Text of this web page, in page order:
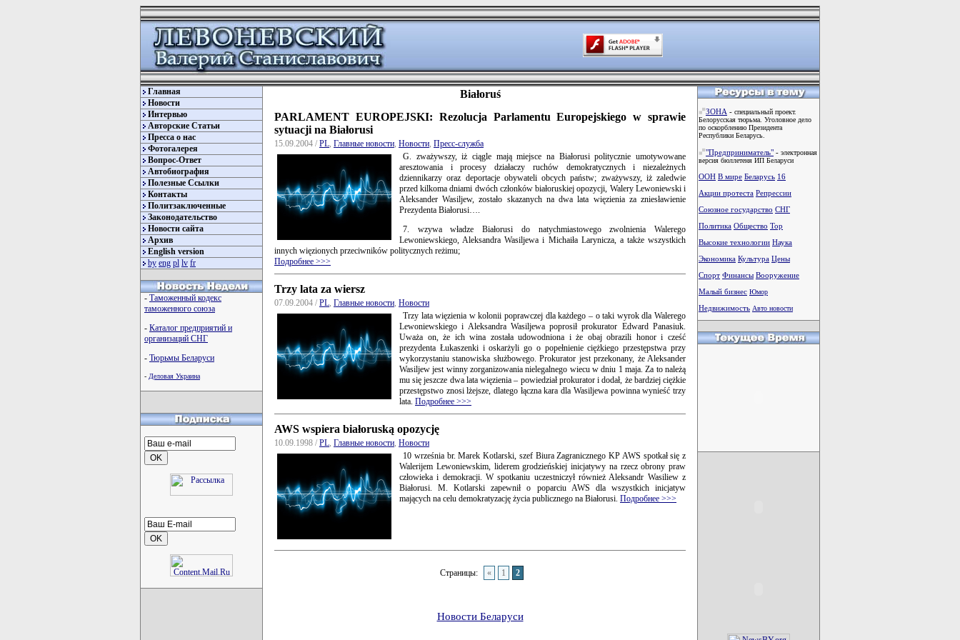
Главная
Новости
Интервью
Авторские Статьи
Пресса о нас
Фотогалерея
Вопрос-Ответ
Автобиография
Полезные Ссылки
Контакты
Политзаключенные
Законодательство
Новости сайта
Архив
English version
by eng pl lv fr
- Таможенный кодекс
таможенного союза
- Каталог предприятий и
организаций СНГ
- Тюрьмы Беларуси
- Деловая Украина
Białoruś
PARLAMENT EUROPEJSKI: Rezolucja Parlamentu Europejskiego w sprawie
sytuacji na Białorusi
15.09.2004 / PL Главные новости Новости Пресс-служба
G. zważywszy, iż ciągle mają miejsce na Białorusi politycznie umotywowane
aresztowania i procesy działaczy ruchów demokratycznych i niezależnych
dziennikarzy oraz deportacje obywateli obcych państw; zważywszy, iż zaledwie
przed kilkoma dniami dwóch członków białoruskiej opozycji, Walery Lewoniewski i
Aleksander Wasiljew, zostało skazanych na dwa lata więzienia za zniesławienie
Prezydenta Białorusi….
7. wzywa władze Białorusi do natychmiastowego zwolnienia Walerego
Lewoniewskiego, Aleksandra Wasiljewa i Michaiła Larynicza, a także wszystkich
innych więzionych przeciwników politycznych reżimu;
Подробнее >>>
Trzy lata za wiersz
07.09.2004 / PL Главные новости Новости
Trzy lata więzienia w kolonii poprawczej dla każdego – o taki wyrok dla Walerego
Lewoniewskiego i Aleksandra Wasiljewa poprosił prokurator Edward Panasiuk.
Uważa on, że ich wina została udowodniona i że obaj obrazili honor i cześć
prezydenta Łukaszenki i oskarżyli go o popełnienie ciężkiego przestępstwa przy
wykorzystaniu stanowiska służbowego. Prokurator jest przekonany, że Aleksander
Wasiljew jest winny zorganizowania nielegalnego wiecu w dniu 1 maja. Za to należą
mu się jeszcze dwa lata więzienia – powiedział prokurator i dodał, że bardziej ciężkie
przestępstwo znosi lżejsze, dlatego łączna kara dla Wasiljewa powinna wynieść trzy
lata. Подробнее >>>
AWS wspiera białoruską opozycję
10.09.1998 / PL Главные новости Новости
10 września br. Marek Kotlarski, szef Biura Zagranicznego KP AWS spotkał się z
Walerijem Lewoniewskim, liderem grodzieńskiej inicjatywy na rzecz obrony praw
człowieka i demokracji. W spotkaniu uczestniczył również Aleksandr Wasiliew z
Białorusi. M. Kotlarski zapewnił o poparciu AWS dla wszystkich inicjatyw
mających na celu demokratyzację życia publicznego na Białorusi. Подробнее >>>
Страницы: « 1 2
Новости Беларуси
ЗОНА - специальный проект.
Белорусская тюрьма. Уголовное дело
по оскорблению Президента
Республики Беларусь.
"Предприниматель" - электронная
версия бюллетеня ИП Беларуси
ООН В мире Беларусь 16
Акции протеста Репрессии
Союзное государство СНГ
Политика Общество Тоp
Высокие технологии Наука
Экономика Культура Цены
Спорт Финансы Вооружение
Малый бизнес Юмор
Недвижимость Авто новости